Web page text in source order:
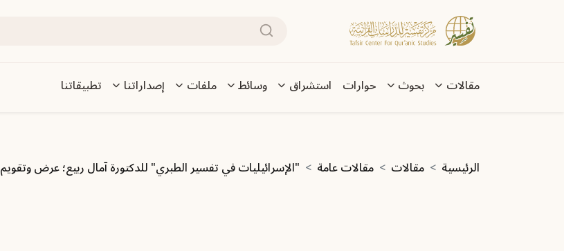
تجاوز إلى المحتوى الرئيسي
بحث
Main navigation
مقالات بحوث حوارات استشراق وسائط ملفات إصداراتنا تطبيقاتنا
مسار التنقل
الرئيسية مقالات مقالات عامة "الإسرائيليات في تفسير الطبري" للدكتورة آمال ربيع؛ عرض وتقويم